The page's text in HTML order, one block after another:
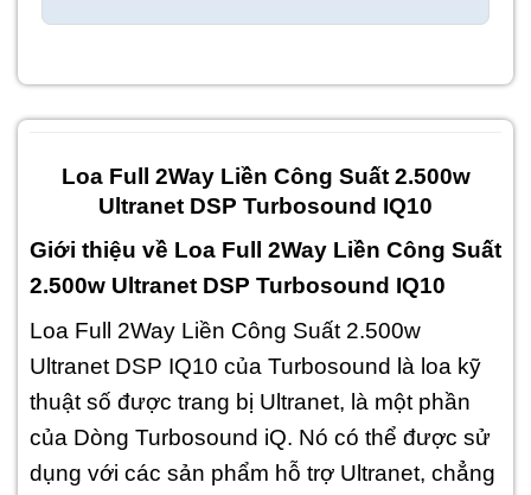
Loa Full 2Way Liền Công Suất 2.500w
Ultranet DSP Turbosound IQ10
Giới thiệu về Loa Full 2Way Liền Công Suất
2.500w Ultranet DSP Turbosound IQ10
Loa Full 2Way Liền Công Suất 2.500w
Ultranet DSP IQ10 của Turbosound là loa kỹ
thuật số được trang bị Ultranet, là một phần
của Dòng Turbosound iQ. Nó có thể được sử
dụng với các sản phẩm hỗ trợ Ultranet, chẳng